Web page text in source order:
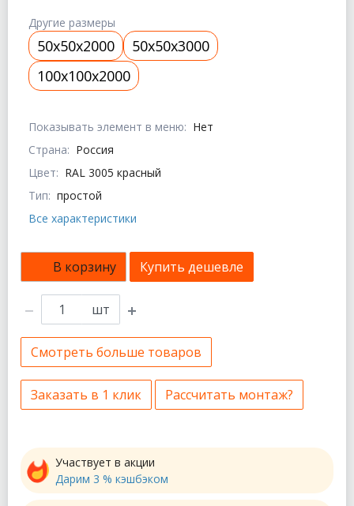
Показывать элемент в меню: Нет
Страна: Россия
Цвет: RAL 3005 красный
Тип: простой
Все характеристики
Другие размеры
50x50x2000
50x50x3000
100x100x2000
В корзину Купить дешевле
шт
Смотреть больше товаров
Заказать в 1 клик Рассчитать монтаж?
Участвует в акции
Дарим 3 % кэшбэком